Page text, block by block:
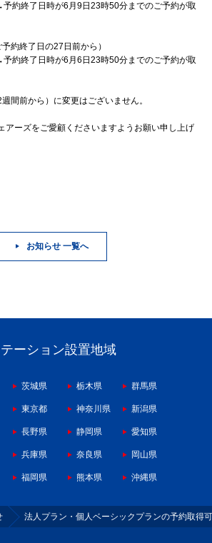
約終了日時が6月9日23時50分までのご予約が取
約終了日の27日前から）
約終了日時が6月6日23時50分までのご予約が取
間前から）に変更はございません。
アーズをご愛顧くださいますようお願い申し上げ
お知らせ 一覧へ
ーション設置地域
茨城県 栃木県 群馬県
東京都 神奈川県 新潟県
長野県 静岡県 愛知県
兵庫県 奈良県 岡山県
福岡県 熊本県 沖縄県
法人プラン・個人ベーシックプランの予約取得